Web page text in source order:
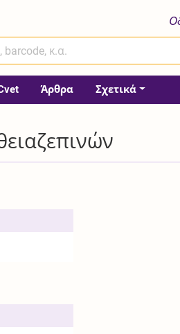
Άρθρα Σχετικά